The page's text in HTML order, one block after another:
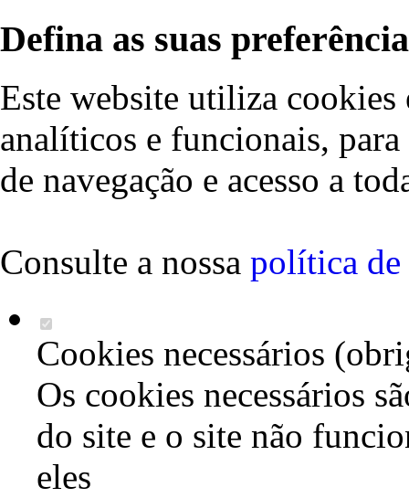
Defina as suas
Este website utiliza cookies
analíticos e funcionais,
de navegação e acesso a
Consulte a nossa política de
Cookies necessários
Os cookies necessários
do site e o site não
eles